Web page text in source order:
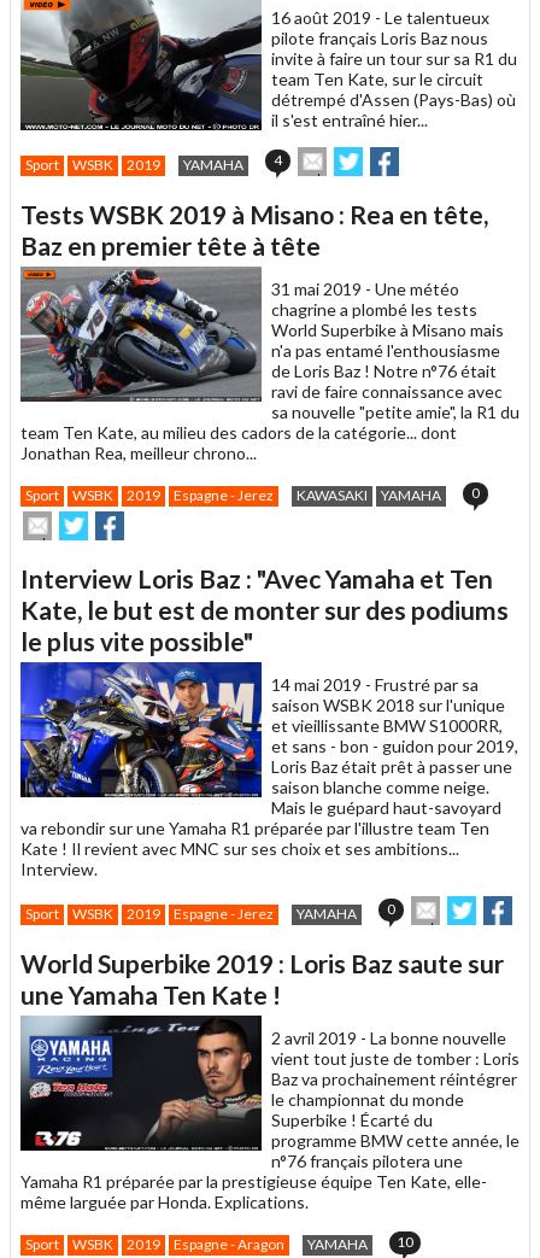
16 août 2019 - Le talentueux
pilote français Loris Baz nous
invite à faire un tour sur sa R1 du
team Ten Kate, sur le circuit
détrempé d'Assen (Pays-Bas) où
il s'est entraîné hier...
Sport WSBK 2019 YAMAHA 4
Envoyer
cet
à
un
ami
Partager
sur sur
Tests WSBK 2019 à Misano : Rea en tête,
Baz en premier tête à tête
31 mai 2019 - Une météo
chagrine a plombé les tests
World Superbike à Misano mais
n'a pas entamé l'enthousiasme
de Loris Baz ! Notre n°76 était
ravi de faire connaissance avec
sa nouvelle "petite amie", la R1 du
team Ten Kate, au milieu des cadors de la catégorie... dont
Jonathan Rea, meilleur chrono...
Sport WSBK 2019 Espagne - Jerez KAWASAKI YAMAHA 0
Envoyer
cet
un
ami
Partager
sur
sur
Interview Loris Baz : "Avec Yamaha et Ten
Kate, le but est de monter sur des podiums
le plus vite possible"
14 mai 2019 - Frustré par sa
saison WSBK 2018 sur l'unique
et vieillissante BMW S1000RR,
et sans - bon - guidon pour 2019,
Loris Baz était prêt à passer une
saison blanche comme neige.
Mais le guépard haut-savoyard
va rebondir sur une Yamaha R1 préparée par l'illustre team Ten
Kate ! Il revient avec MNC sur ses choix et ses ambitions...
Interview.
Sport WSBK 2019 Espagne - Jerez YAMAHA 0
Envoyer
cet
à
sur sur
World Superbike 2019 : Loris Baz saute sur
une Yamaha Ten Kate !
2 avril 2019 - La bonne nouvelle
vient tout juste de tomber : Loris
Baz va prochainement réintégrer
le championnat du monde
Superbike ! Écarté du
programme BMW cette année, le
n°76 français pilotera une
Yamaha R1 préparée par la prestigieuse équipe Ten Kate, elle-
même larguée par Honda. Explications.
Sport WSBK 2019 Espagne - Aragon YAMAHA 10